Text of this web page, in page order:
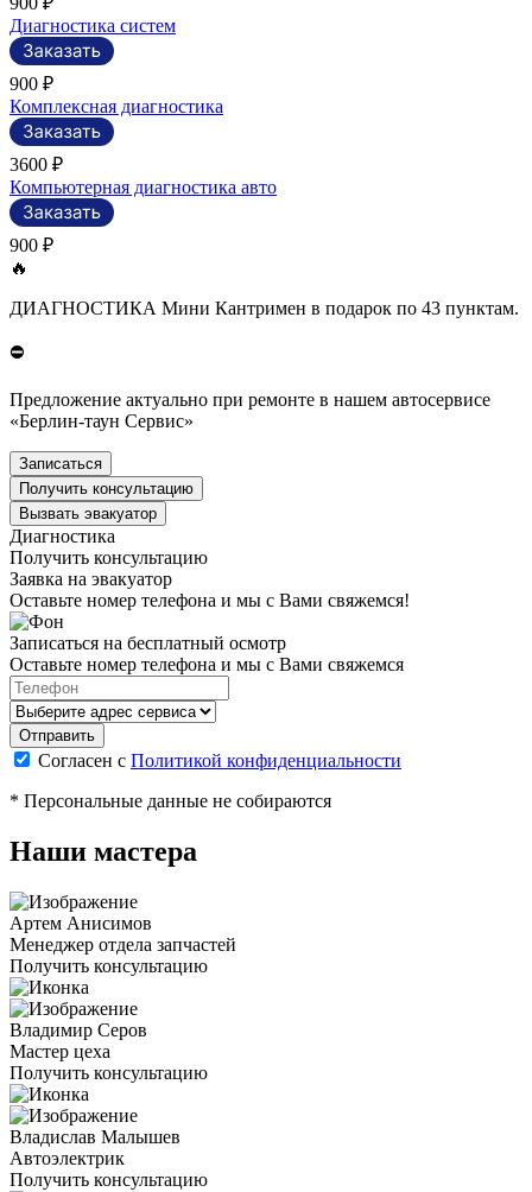
Диагностика систем
900 ₽
Комплексная диагностика
3600 ₽
Компьютерная диагностика авто
900 ₽
🔥
ДИАГНОСТИКА Мини Кантримен в подарок по 43 пунктам.
⛔
Предложение актуально при ремонте в нашем автосервисе
«Берлин-таун Сервис»
Записаться
Получить консультацию
Вызвать эвакуатор
Диагностика
Получить консультацию
Заявка на эвакуатор
Оставьте номер телефона и мы с Вами свяжемся!
Записаться на бесплатный осмотр
Оставьте номер телефона и мы с Вами свяжемся
Согласен с Политикой конфиденциальности
* Персональные данные не собираются
Наши мастера
Артем Анисимов
Менеджер отдела запчастей
Получить консультацию
Владимир Серов
Мастер цеха
Получить консультацию
Владислав Малышев
Автоэлектрик
Получить консультацию